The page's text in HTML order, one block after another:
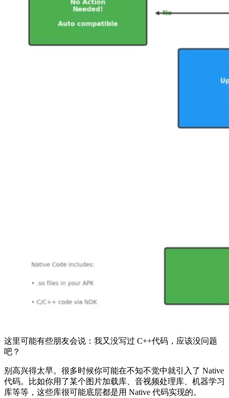
这里可能有些朋友会说：我又没写过 C++代码，应该没问题
吧？
别高兴得太早。很多时候你可能在不知不觉中就引入了 Native
代码。比如你用了某个图片加载库、音视频处理库、机器学习
库等等，这些库很可能底层都是用 Native 代码实现的。